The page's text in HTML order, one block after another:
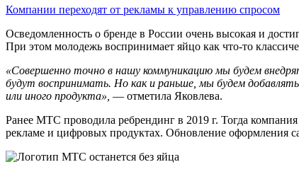
Компании переходят от рекламы к управлению спросом
Осведомленность о бренде в России очень высокая и
При этом молодежь воспринимает яйцо как что-то
«Совершенно точно в нашу коммуникацию мы будем
будут воспринимать. Но как и раньше, мы будем
или иного продукта», — отметила Яковлева.
Ранее МТС проводила ребрендинг в 2019 г. Тогда
рекламе и цифровых продуктах. Обновление оформления